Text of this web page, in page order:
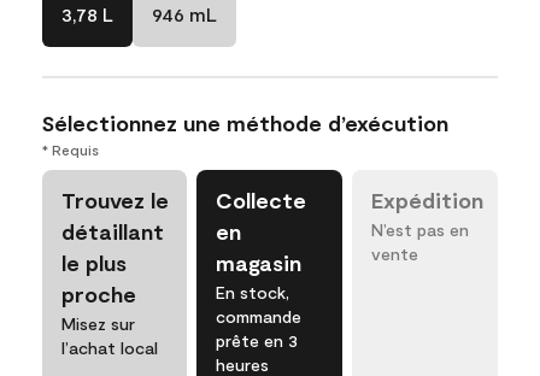
3,78 L 946 mL
Sélectionnez une méthode d’exécution
* Requis
Trouvez le
détaillant
le plus
proche
Misez sur
l’achat local
Collecte
en
magasin
En stock,
commande
prête en 3
heures
Expédition
N’est pas en
vente